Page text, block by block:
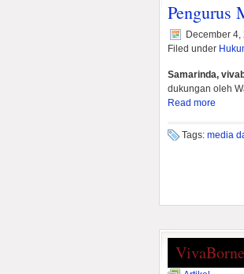
Pengurus
December 4,
Filed under
Samarinda,
dukungan oleh
Read more
Tags: media